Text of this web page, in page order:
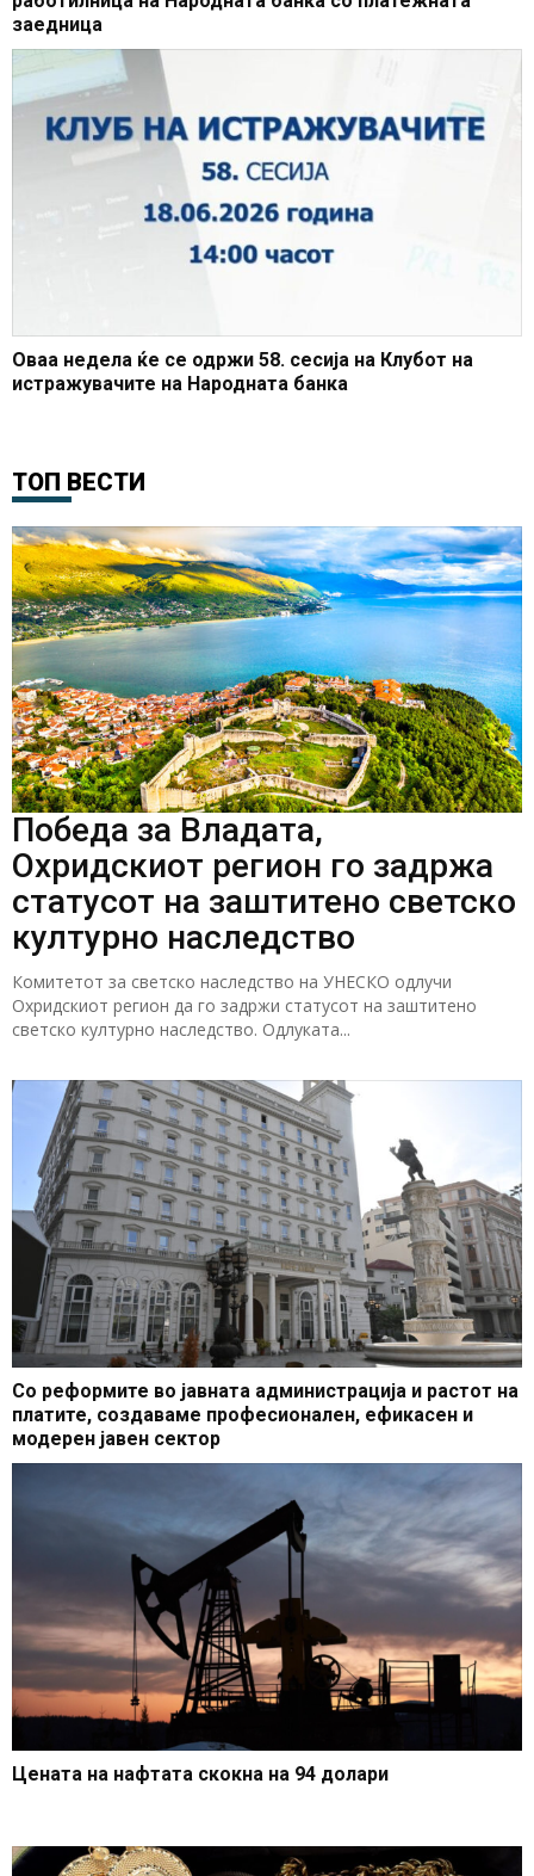
заедница
Оваа недела ќе се одржи 58. сесија на Клубот на
истражувачите на Народната банка
ТОП ВЕСТИ
Победа за Владата,
Охридскиот регион го задржа
статусот на заштитено светско
културно наследство
Комитетот за светско наследство на УНЕСКО одлучи
Охридскиот регион да го задржи статусот на заштитено
светско културно наследство. Одлуката...
Со реформите во јавната администрација и растот на
платите, создаваме професионален, ефикасен и
модерен јавен сектор
Цената на нафтата скокна на 94 долари